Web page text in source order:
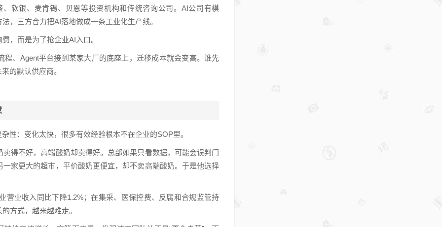
软银、麦肯锡、贝恩等投资机构和传统咨询公司。AI公司有模
，三方合力把AI落地做成一条工业化生产线。
，而是为了抢企业AI入口。
、Agent平台接到某家大厂的底座上，迁移成本就会变高。谁先
的默认供应商。
性：变化太快，很多有效经验根本不在企业的SOP里。
得不好，高端酸奶却卖得好。总部如果只看数据，可能会误判门
家更大的超市，平价酸奶更便宜，却不卖高端酸奶。于是他选择
营业收入同比下降1.2%；在集采、医保控费、反腐和合规监管持
方式，越来越难走。